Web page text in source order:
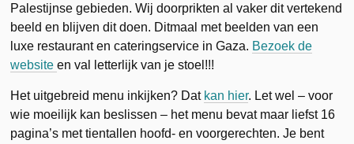
Palestijnse gebieden. Wij doorprikten al vaker dit vertekend
beeld en blijven dit doen. Ditmaal met beelden van een
luxe restaurant en cateringservice in Gaza. Bezoek de
websiteen val letterlijk van je stoel!!!
Het uitgebreid menu inkijken? Dat kan hier. Let wel – voor
wie moeilijk kan beslissen – het menu bevat maar liefst 16
pagina’s met tientallen hoofd- en voorgerechten. Je bent